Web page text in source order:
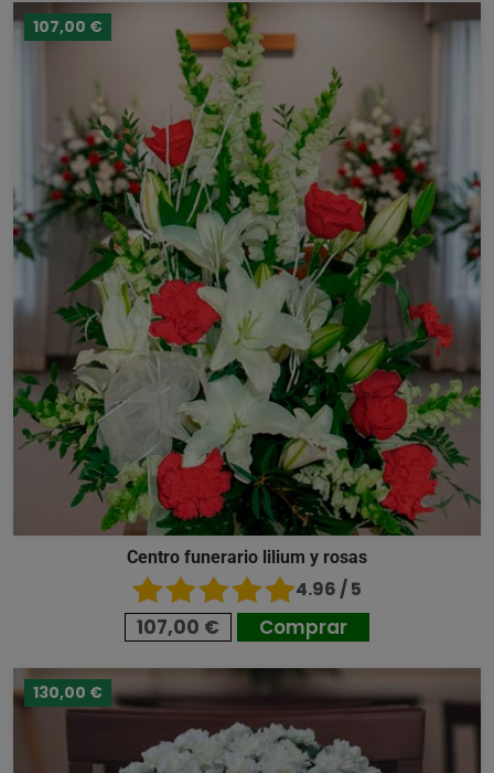
107,00 €
Centro funerario lilium y rosas
4.96 / 5
107,00 € Comprar
130,00 €